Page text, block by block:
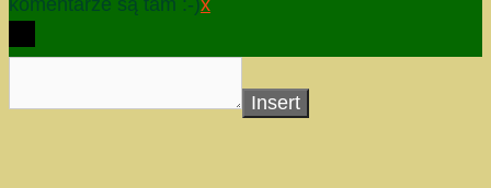
Insert